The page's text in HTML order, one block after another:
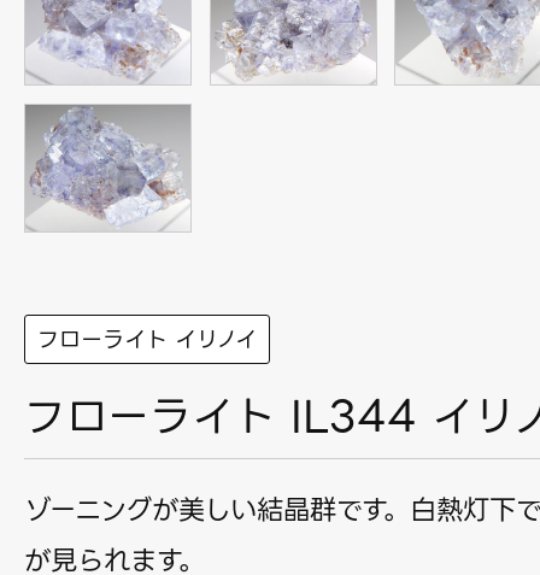
フローライト イリノイ
フローライト IL344 イリ
ゾーニングが美しい結晶群です。白熱灯下
が見られます。